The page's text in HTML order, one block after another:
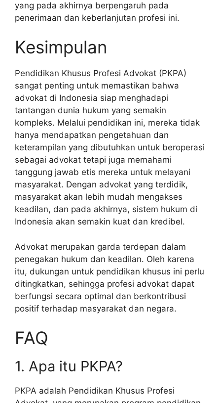
yang pada akhirnya berpengaruh pada
penerimaan dan keberlanjutan profesi ini.
Kesimpulan
Pendidikan Khusus Profesi Advokat (PKPA)
sangat penting untuk memastikan bahwa
advokat di Indonesia siap menghadapi
tantangan dunia hukum yang semakin
kompleks. Melalui pendidikan ini, mereka tidak
hanya mendapatkan pengetahuan dan
keterampilan yang dibutuhkan untuk beroperasi
sebagai advokat tetapi juga memahami
tanggung jawab etis mereka untuk melayani
masyarakat. Dengan advokat yang terdidik,
masyarakat akan lebih mudah mengakses
keadilan, dan pada akhirnya, sistem hukum di
Indonesia akan semakin kuat dan kredibel.
Advokat merupakan garda terdepan dalam
penegakan hukum dan keadilan. Oleh karena
itu, dukungan untuk pendidikan khusus ini perlu
ditingkatkan, sehingga profesi advokat dapat
berfungsi secara optimal dan berkontribusi
positif terhadap masyarakat dan negara.
FAQ
1. Apa itu PKPA?
PKPA adalah Pendidikan Khusus Profesi